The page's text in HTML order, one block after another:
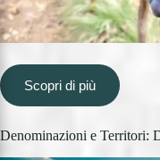
Scopri di più
Denominazioni e Territori: